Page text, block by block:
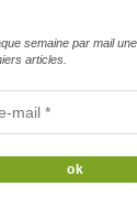
semaine par mail
articles.